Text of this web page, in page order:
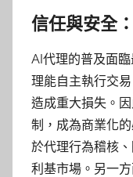
信任與安全
AI代理的普及面
理能自主執行交
造成重大損失。
制，成為商業化
於代理行為稽核
利基市場。另一